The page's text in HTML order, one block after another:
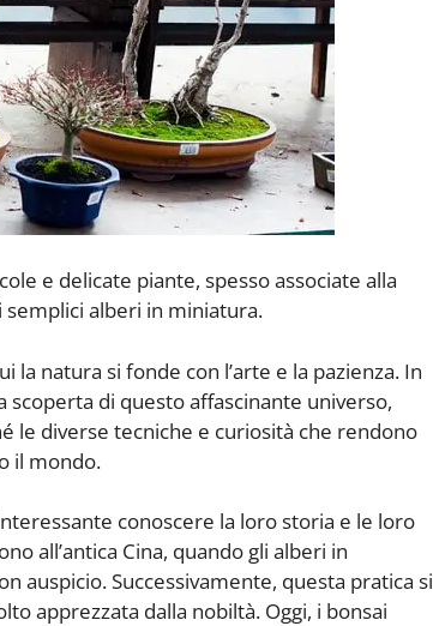
e delicate piante, spesso associate alla
alberi in miniatura.
natura si fonde con l’arte e la pazienza. In
di questo affascinante universo,
le diverse tecniche e curiosità che rendono
il mondo.
conoscere la loro storia e le loro
all’antica Cina, quando gli alberi in
auspicio. Successivamente, questa pratica si
apprezzata dalla nobiltà. Oggi, i bonsai